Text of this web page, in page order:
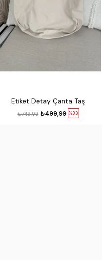
Etiket Detay Çanta Taş
%33
₺499,99
₺749,99